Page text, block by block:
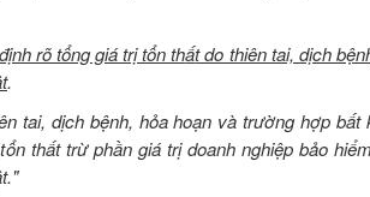
rõ tổng giá trị tổn thất do thiên tai, dịch
.
tai, dịch bệnh, hỏa hoạn và trường hợp
ổn thất trừ phần giátrị doanh nghiệp bảo